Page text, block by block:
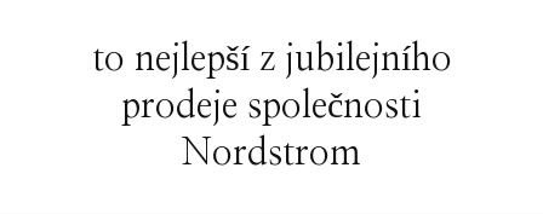
to nejlepší z jubilejního
prodeje společnosti
Nordstrom